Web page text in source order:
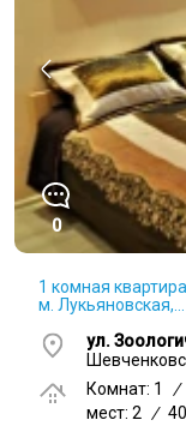
0
1 комная
м. Лукьяновская,...
ул.
Комнат: 1
/
мест: 2
/